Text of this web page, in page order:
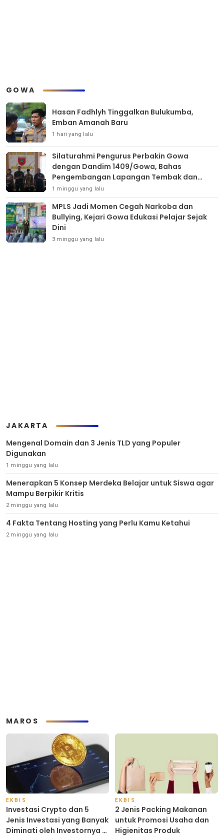
GOWA
Hasan Fadhlyh Tinggalkan Bulukumba,
Emban Amanah Baru
1 hari yang lalu
Silaturahmi Pengurus Perbakin Gowa
dengan Dandim 1409/Gowa, Bahas
Pengembangan Lapangan Tembak dan
Pembinaan Atlet
1 minggu yang lalu
MPLS Jadi Momen Cegah Narkoba dan
Bullying, Kejari Gowa Edukasi Pelajar Sejak
Dini
3 minggu yang lalu
JAKARTA
Mengenal Domain dan 3 Jenis TLD yang Populer
Digunakan
1 minggu yang lalu
Menerapkan 5 Konsep Merdeka Belajar untuk Siswa agar
Mampu Berpikir Kritis
2 minggu yang lalu
4 Fakta Tentang Hosting yang Perlu Kamu Ketahui
2 minggu yang lalu
MAROS
EKBIS
Investasi Crypto dan 5
Jenis Investasi yang Banyak
Diminati oleh Investornya di
EKBIS
2 Jenis Packing Makanan
untuk Promosi Usaha dan
Higienitas Produk